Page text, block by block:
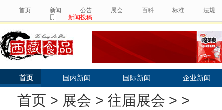
首页 新闻 公告 展会 百科 标准
法规
新闻投稿
首页 国内新闻 国际新闻 企业新闻
首页 > 展会 > 往届展会 > >